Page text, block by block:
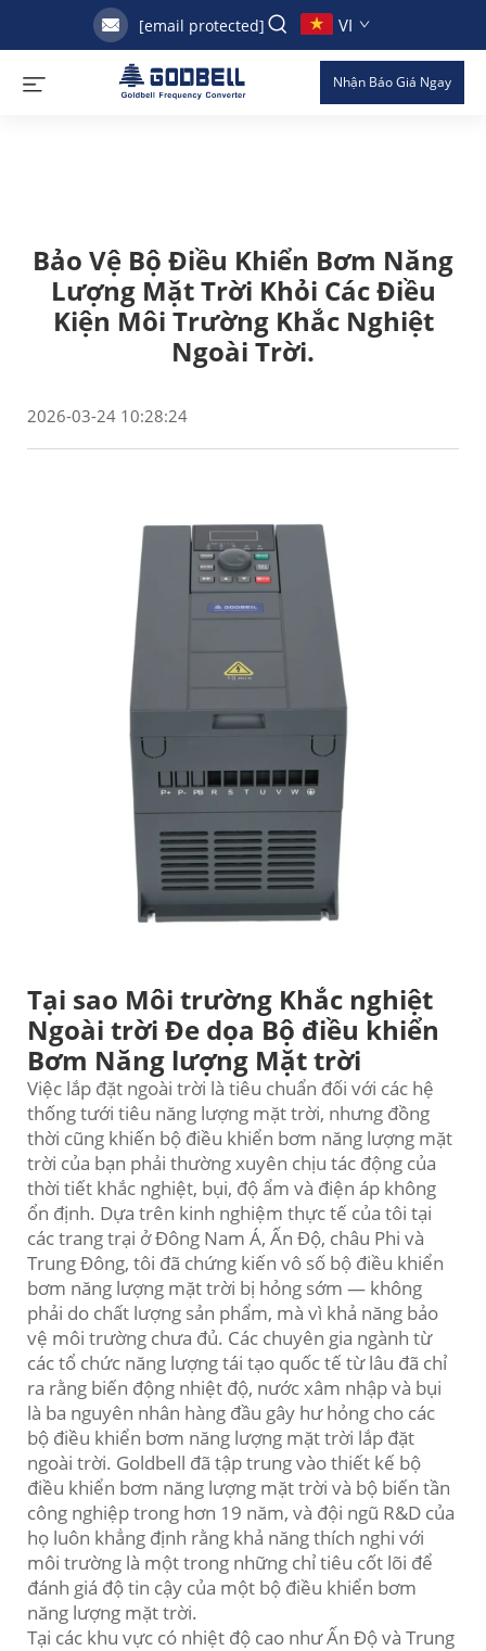
[email protected] VI
Nhận Báo Giá Ngay
Bảo Vệ Bộ Điều Khiển Bơm Năng
Lượng Mặt Trời Khỏi Các Điều
Kiện Môi Trường Khắc Nghiệt
Ngoài Trời.
2026-03-24 10:28:24
Tại sao Môi trường Khắc nghiệt
Ngoài trời Đe dọa Bộ điều khiển
Bơm Năng lượng Mặt trời
Việc lắp đặt ngoài trời là tiêu chuẩn đối với các hệ
thống tưới tiêu năng lượng mặt trời, nhưng đồng
thời cũng khiến bộ điều khiển bơm năng lượng mặt
trời của bạn phải thường xuyên chịu tác động của
thời tiết khắc nghiệt, bụi, độ ẩm và điện áp không
ổn định. Dựa trên kinh nghiệm thực tế của tôi tại
các trang trại ở Đông Nam Á, Ấn Độ, châu Phi và
Trung Đông, tôi đã chứng kiến vô số bộ điều khiển
bơm năng lượng mặt trời bị hỏng sớm — không
phải do chất lượng sản phẩm, mà vì khả năng bảo
vệ môi trường chưa đủ. Các chuyên gia ngành từ
các tổ chức năng lượng tái tạo quốc tế từ lâu đã chỉ
ra rằng biến động nhiệt độ, nước xâm nhập và bụi
là ba nguyên nhân hàng đầu gây hư hỏng cho các
bộ điều khiển bơm năng lượng mặt trời lắp đặt
ngoài trời. Goldbell đã tập trung vào thiết kế bộ
điều khiển bơm năng lượng mặt trời và bộ biến tần
công nghiệp trong hơn 19 năm, và đội ngũ R&D của
họ luôn khẳng định rằng khả năng thích nghi với
môi trường là một trong những chỉ tiêu cốt lõi để
đánh giá độ tin cậy của một bộ điều khiển bơm
năng lượng mặt trời.
Tại các khu vực có nhiệt độ cao như Ấn Độ và Trung